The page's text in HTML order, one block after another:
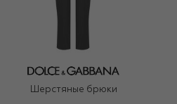
Шерстяные брюки